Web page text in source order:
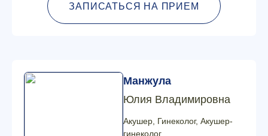
ЗАПИСАТЬСЯ НА ПРИЕМ
Манжула
Юлия Владимировна
Акушер, Гинеколог, Акушер-
гинеколог